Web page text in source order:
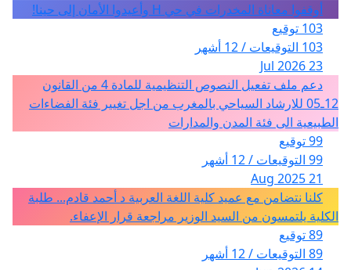
أوقفوا معاناة المخدرات في حي H وأعيدوا الأمان إلى حينا!
103 توقيع
103 التوقيعات / 12 أشهر
23 Jul 2026
دعم ملف تفعيل النصوص التنظيمية للمادة 4 من القانون
12ـ05 للارشاد السياحي بالمغرب من اجل تغيير فئة الفضاءات
الطبيعية الى فئة المدن والمدارات
99 توقيع
99 التوقيعات / 12 أشهر
21 Aug 2025
كلنا نتضامن مع عميد كلية اللغة العربية د أحمد قادم... طلبة
الكلية يلتمسون من السيد الوزير مراجعة قرار الإعفاء.
89 توقيع
89 التوقيعات / 12 أشهر